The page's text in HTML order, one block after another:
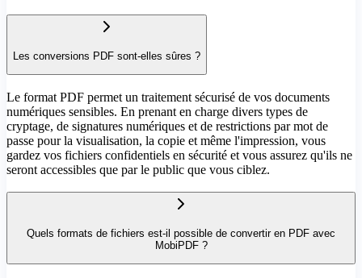
Les conversions PDF sont-elles sûres ?
Le format PDF permet un traitement sécurisé de vos documents
numériques sensibles. En prenant en charge divers types de
cryptage, de signatures numériques et de restrictions par mot de
passe pour la visualisation, la copie et même l'impression, vous
gardez vos fichiers confidentiels en sécurité et vous assurez qu'ils ne
seront accessibles que par le public que vous ciblez.
Quels formats de fichiers est-il possible de convertir en PDF avec
MobiPDF ?